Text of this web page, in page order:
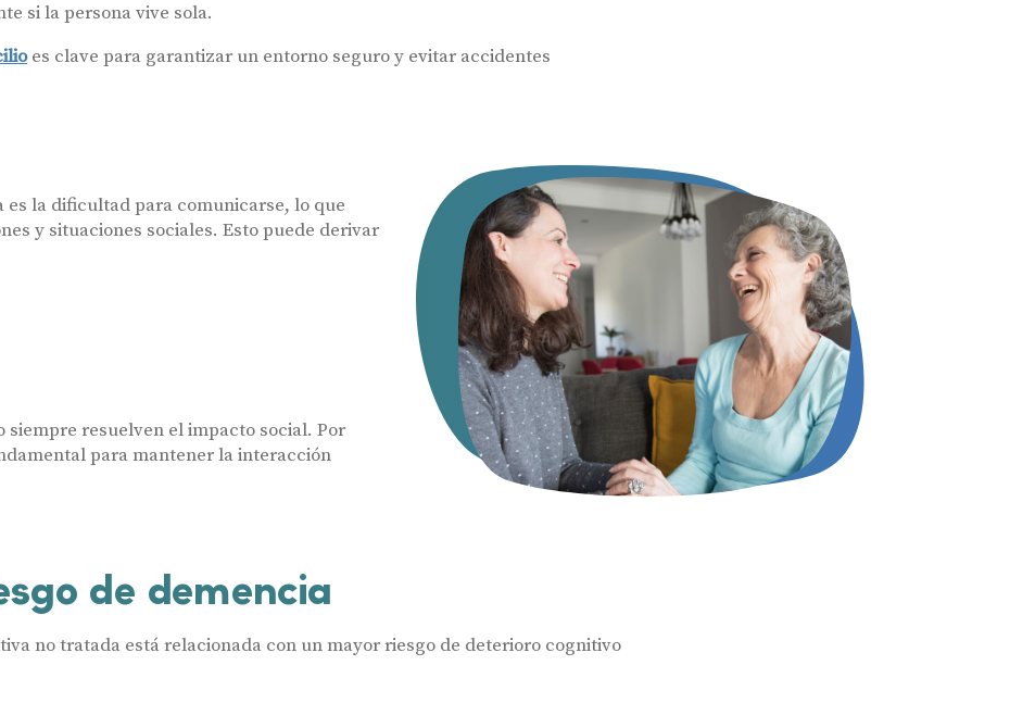
si la persona vive sola.
es clave para garantizar un entorno seguro y evitar accidentes
es la dificultad para comunicarse, lo que
y situaciones sociales. Esto puede derivar
resuelven el impacto social. Por
para mantener la interacción
de demencia
no tratada está relacionada con un mayor riesgo de deterioro cognitivo
Servicios
Hasta un 60% de descuento en tus audífonos
E-mail
Teléfono
Acepto recibir comunicaciones comerciales por parte de Miaudífono y sus colaboradores según se detalla en